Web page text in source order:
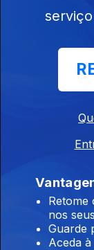
Disponível
Retome
nos
Guarde
Aceda